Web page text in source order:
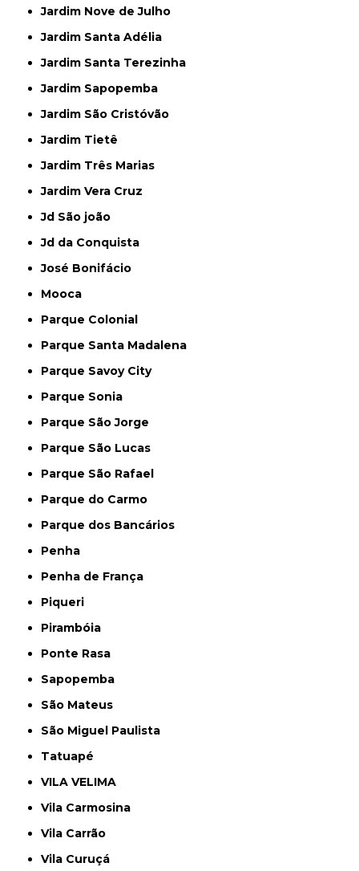
Jardim Nove de Julho
Jardim Santa Adélia
Jardim Santa Terezinha
Jardim Sapopemba
Jardim São Cristóvão
Jardim Tietê
Jardim Três Marias
Jardim Vera Cruz
Jd São joão
Jd da Conquista
José Bonifácio
Mooca
Parque Colonial
Parque Santa Madalena
Parque Savoy City
Parque Sonia
Parque São Jorge
Parque São Lucas
Parque São Rafael
Parque do Carmo
Parque dos Bancários
Penha
Penha de França
Piqueri
Pirambóia
Ponte Rasa
Sapopemba
São Mateus
São Miguel Paulista
Tatuapé
VILA VELIMA
Vila Carmosina
Vila Carrão
Vila Curuçá